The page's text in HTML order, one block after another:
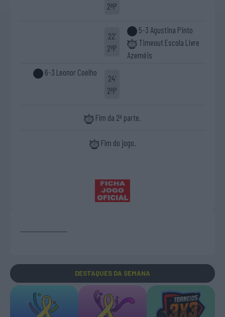
2ªP
22'
2ªP
5-3 Agustina Pinto
Timeout Escola Livre
Azeméis
6-3 Leonor Coelho
24'
2ªP
Fim da 2ª parte.
Fim do jogo.
DESTAQUES DA SEMANA